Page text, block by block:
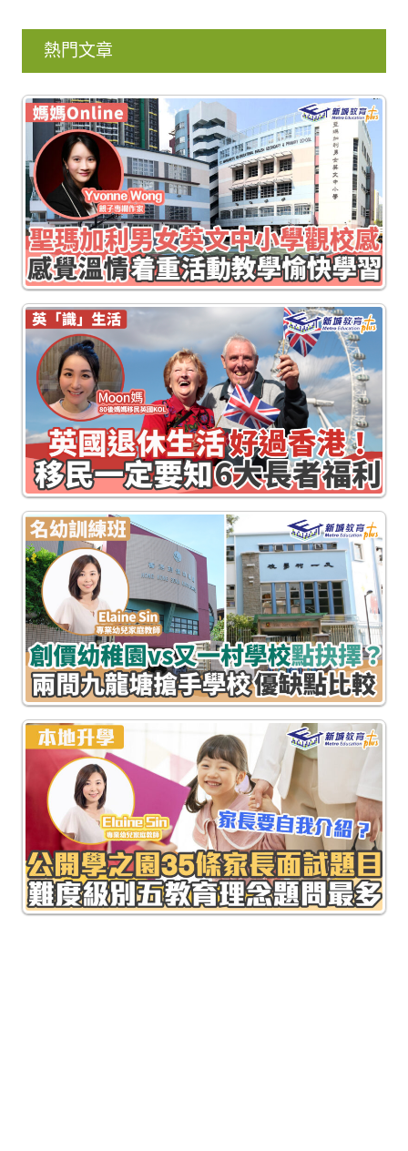
熱門文章